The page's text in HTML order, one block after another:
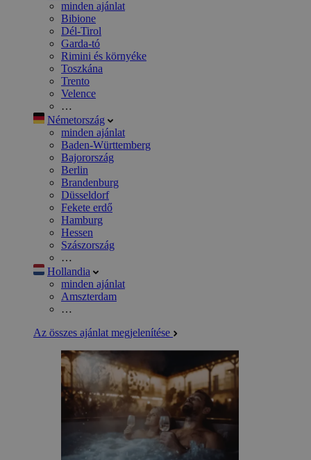
minden ajánlat
Bibione
Dél-Tirol
Garda-tó
Rimini és környéke
Toszkána
Trento
Velence
…
Németország
minden ajánlat
Baden-Württemberg
Bajorország
Berlin
Brandenburg
Düsseldorf
Fekete erdő
Hamburg
Hessen
Szászország
…
Hollandia
minden ajánlat
Amszterdam
…
Az összes ajánlat megjelenítése